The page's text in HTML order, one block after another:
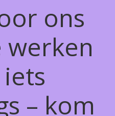
ons
werken
– kom